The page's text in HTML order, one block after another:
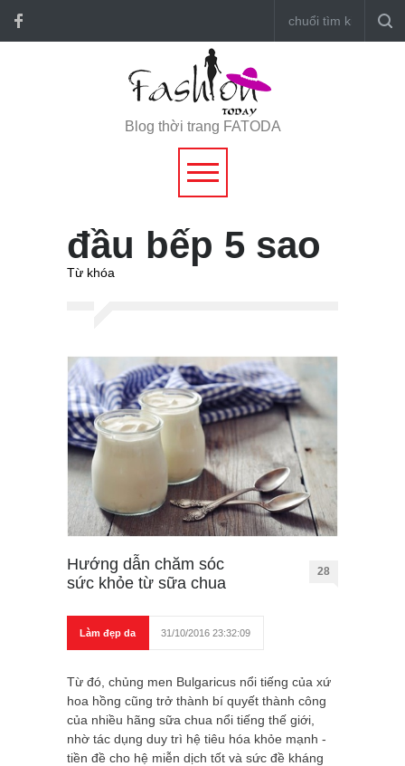
Blog thời trang FATODA
đầu bếp 5 sao
Từ khóa
Hướng dẫn chăm sóc
sức khỏe từ sữa chua
28
Làm đẹp da 31/10/2016 23:32:09
Từ đó, chủng men Bulgaricus nổi tiếng của xứ
hoa hồng cũng trở thành bí quyết thành công
của nhiều hãng sữa chua nổi tiếng thế giới,
nhờ tác dụng duy trì hệ tiêu hóa khỏe mạnh -
tiền đề cho hệ miễn dịch tốt và sức đề kháng